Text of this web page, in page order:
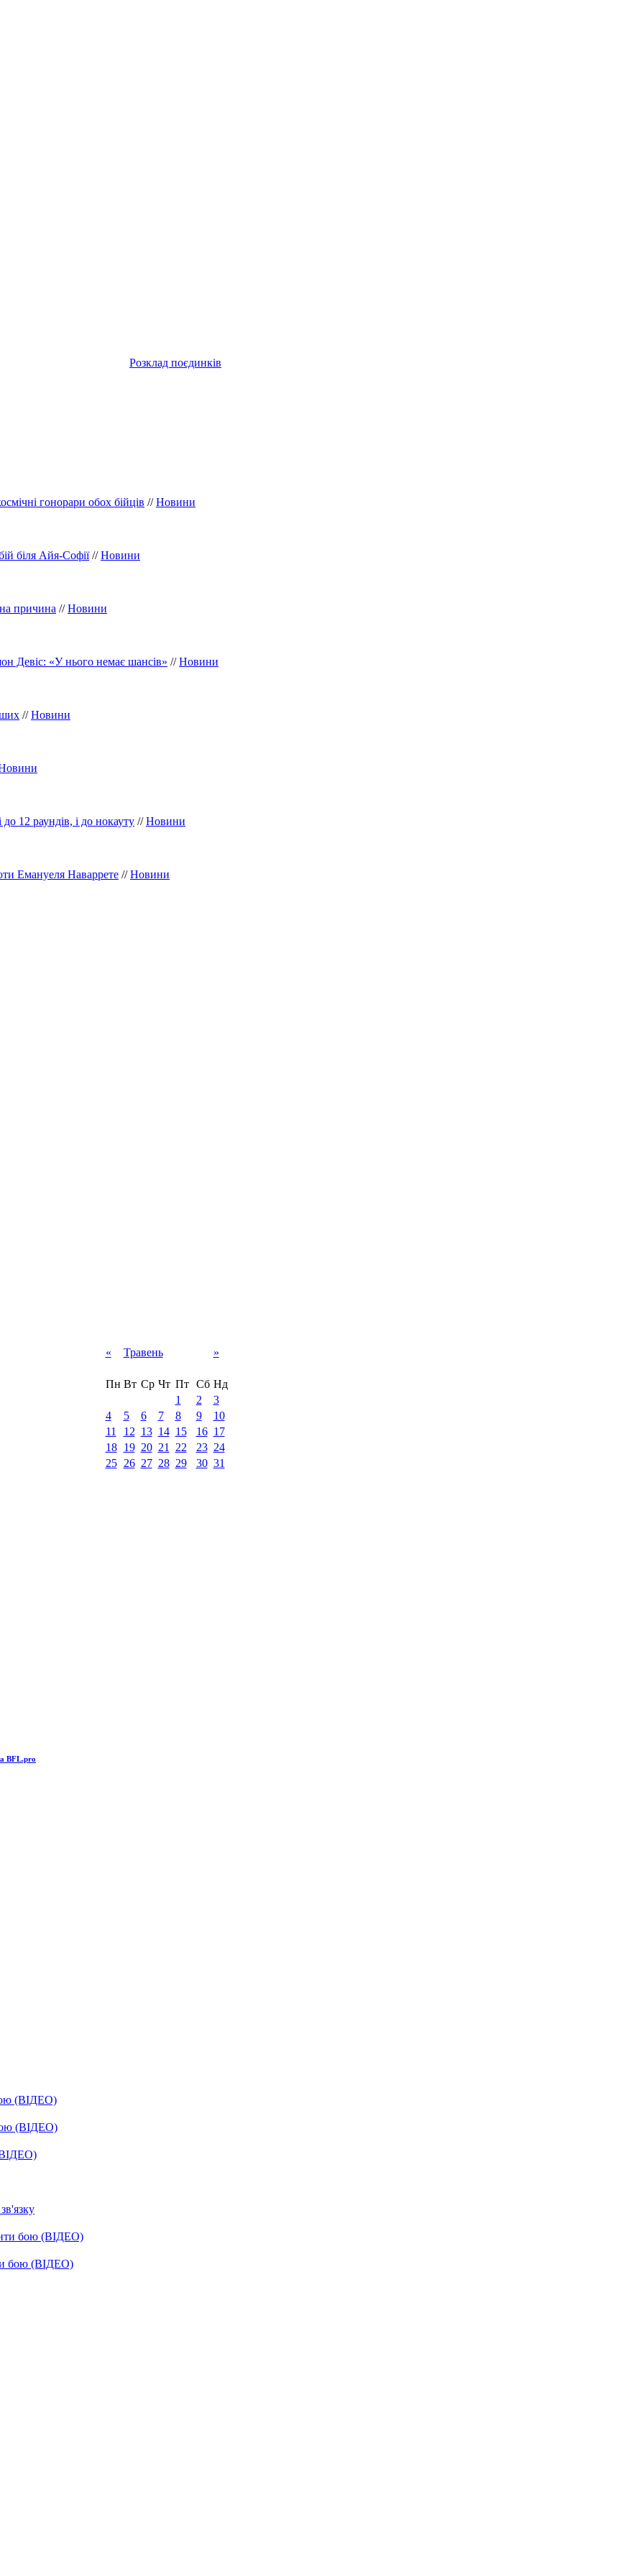
Розклад поєдинків
гонорари обох бійців //Новини
біля Айя-Софії//Новини
причина //Новини
Девіс: «У нього немає шансів» //Новини
//Новини
12 раундів, і до нокауту //Новини
Емануеля Наваррете //Новини
« Травень »
Пн Вт Ср Чт Пт Сб Нд
1
2
3
4
5 6 7 8 9
10
11
12 13 14 15 16 17
18
19 20 21 22 23 24
25
26 27 28 29 30 31
BFL.pro
(ВІДЕО)
(ВІДЕО)
бою (ВІДЕО)
бою (ВІДЕО)